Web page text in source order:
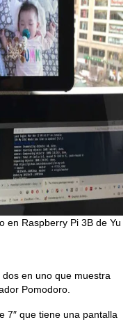
en Raspberry Pi 3B de Yu
en uno que muestra
Pomodoro.
7″ que tiene una pantalla